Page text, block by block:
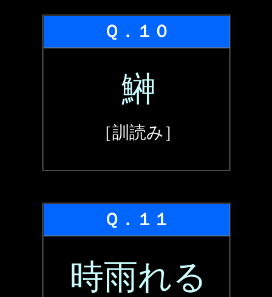
Ｑ．１０
鰰
［訓読み］
Ｑ．１１
時雨れる